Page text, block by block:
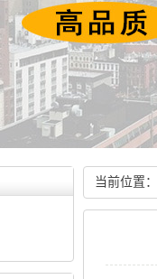
当前位置：